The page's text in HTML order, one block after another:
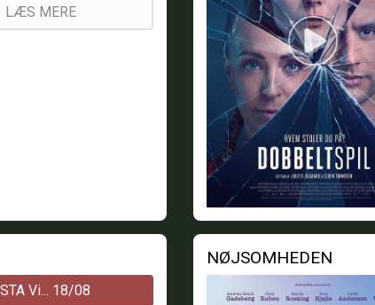
LÆS MERE
Vi... 18/08
NØJSOMHEDEN